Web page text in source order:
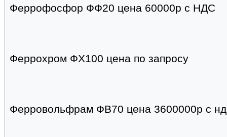
Феррофосфор ФФ20 цена 60000р с НДС
Феррохром ФХ100 цена по запросу
Ферровольфрам ФВ70 цена 3600000р с